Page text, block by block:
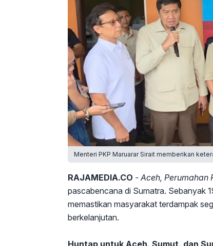
Menteri PKP Maruarar Sirait memberikan
RAJAMEDIA.CO - Aceh, Perumahan
pascabencana di Sumatra. Sebanyak
memastikan masyarakat terdampak
berkelanjutan.